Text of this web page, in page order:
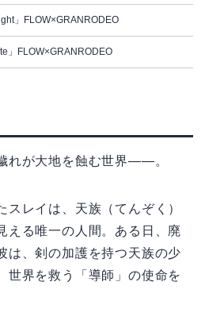
」FLOW×GRANRODEO
」FLOW×GRANRODEO
れが大地を蝕む世界——。
スレイは、天族（てんぞく）
える唯一の人間。ある日、廃
は、剣の加護を持つ天族の少
世界を救う「導師」の使命を